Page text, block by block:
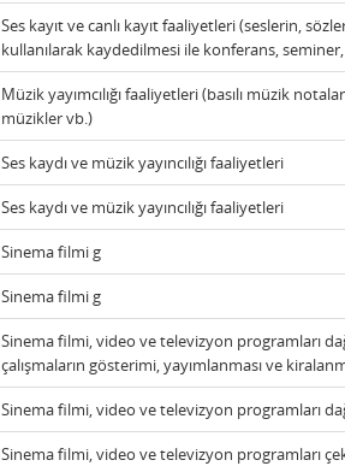
Ses kayıt ve canlı kayıt faaliyetleri (seslerin,
kullanılarak kaydedilmesi ile konferans,
Müzik yayımcılığı faaliyetleri (basılı müzik
müzikler vb.)
Ses kaydı ve müzik yayıncılığı faaliyetleri
Ses kaydı ve müzik yayıncılığı faaliyetleri
Sinema filmi g
Sinema filmi g
Sinema filmi, video ve televizyon programları
çalışmaların gösterimi, yayımlanması ve
Sinema filmi, video ve televizyon programları
Sinema filmi, video ve televizyon programları